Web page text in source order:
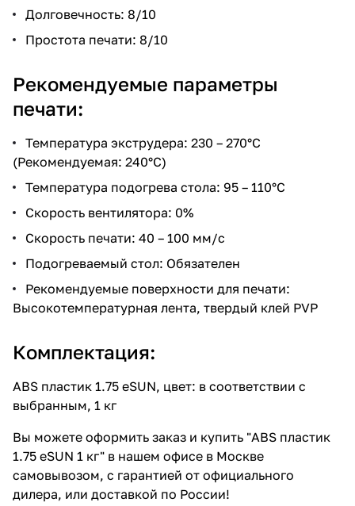
Долговечность: 8/10
Простота печати: 8/10
Рекомендуемые параметры
печати:
Температура экструдера: 230 – 270°C
(Рекомендуемая: 240°C)
Температура подогрева стола: 95 – 110°C
Скорость вентилятора: 0%
Скорость печати: 40 – 100 мм/с
Подогреваемый стол: Обязателен
Рекомендуемые поверхности для печати:
Высокотемпературная лента, твердый клей PVP
Комплектация:
ABS пластик 1.75 eSUN, цвет: в соответствии с
выбранным, 1 кг
Вы можете оформить заказ и купить "ABS пластик
1.75 eSUN 1 кг" в нашем офисе в Москве
самовывозом, с гарантией от официального
дилера, или доставкой по России!